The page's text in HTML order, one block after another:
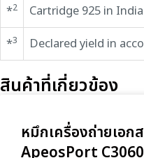
*2
Cartridge 925 in
*3 Declared yield in
สินค้าที่เกี่ยวข้อง
หมึกเครื่องถ่ายเอ
ApeosPort